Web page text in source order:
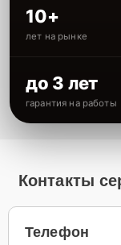
10+
лет на рынке
до 3 лет
гарантия на работы
Контакты
Телефон